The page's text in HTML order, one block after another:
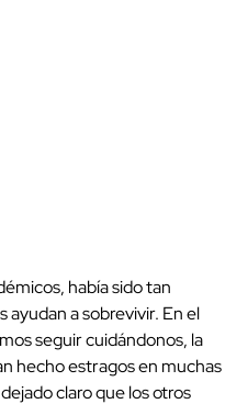
había sido tan
ayudan a sobrevivir. En el
seguir cuidándonos, la
hecho estragos en muchas
claro que los otros